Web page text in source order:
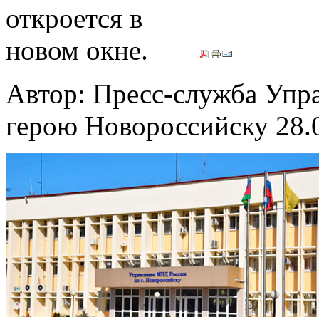
Автор: Пресс-служба
герою Новороссийску